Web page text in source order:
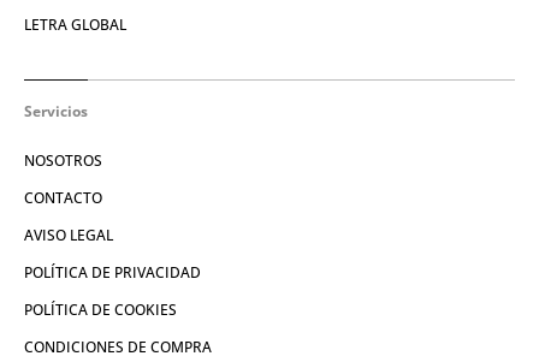
LETRA GLOBAL
Servicios
NOSOTROS
CONTACTO
AVISO LEGAL
POLÍTICA DE PRIVACIDAD
POLÍTICA DE COOKIES
CONDICIONES DE COMPRA